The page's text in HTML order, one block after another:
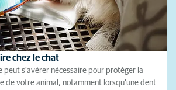
chez le chat
peut s'avérer nécessaire pour protéger la
de votre animal, notamment lorsqu’une dent